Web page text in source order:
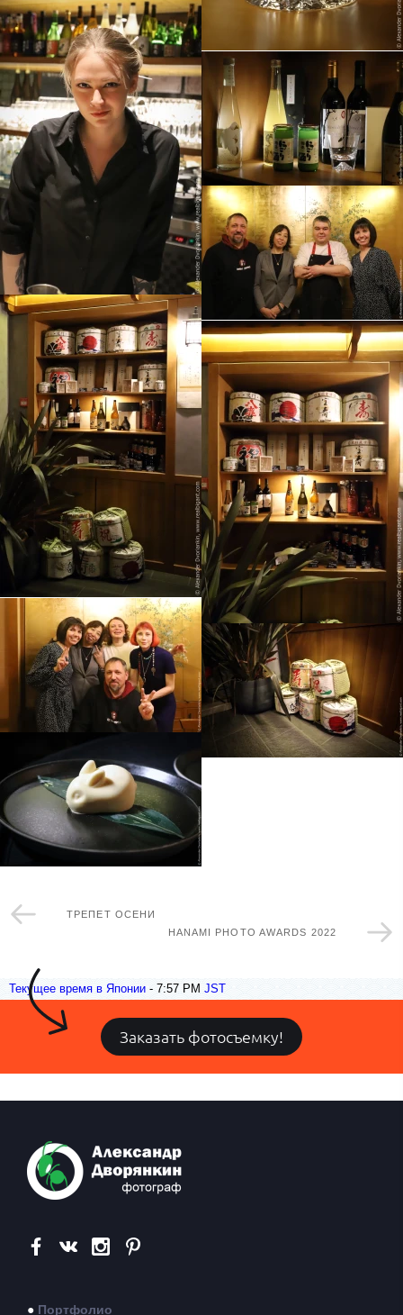
ТРЕПЕТ ОСЕНИ
HANAMI PHOTO AWARDS 2022
Текущее время в Японии - 7:57 PM JST
Заказать фотосъемку!
● Портфолио